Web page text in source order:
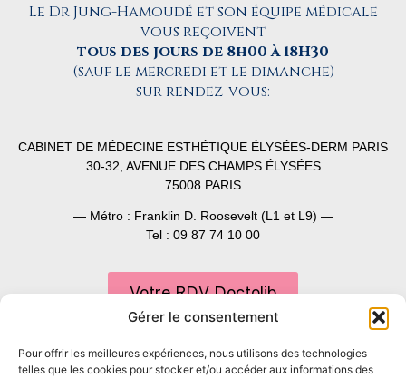
Gérer le consentement
Pour offrir les meilleures expériences, nous utilisons des technologies
telles que les cookies pour stocker et/ou accéder aux informations des
Le Dr Jung-Hamoudé et son équipe médicale
vous reçoivent
tous des jours de 8h00 à 18H30
(sauf le mercredi et le dimanche)
sur rendez-vous:
CABINET DE MÉDECINE ESTHÉTIQUE ÉLYSÉES-DERM PARIS
30-32, AVENUE DES CHAMPS ÉLYSÉES
75008 PARIS
— Métro : Franklin D. Roosevelt (L1 et L9) —
Tel : 09 87 74 10 00
Votre RDV Doctolib
Nous Contacter